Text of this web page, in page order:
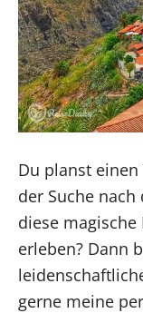
Du planst
der Suche
diese
erleben? Dann
gerne meine